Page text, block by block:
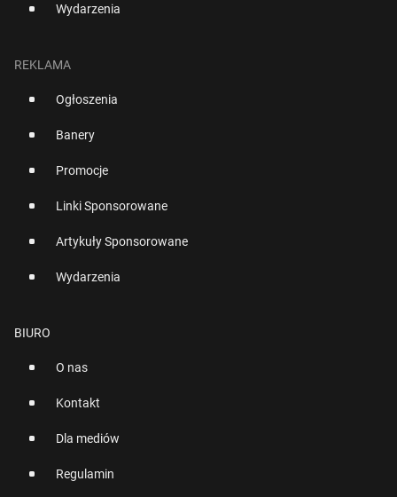
Wydarzenia
REKLAMA
Ogłoszenia
Banery
Promocje
Linki Sponsorowane
Artykuły Sponsorowane
Wydarzenia
BIURO
O nas
Kontakt
Dla mediów
Regulamin